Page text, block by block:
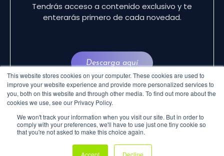
This website stores cookies on your computer. These cookies are used to
improve your website experience and provide more personalized services to
you, both on this website and through other media. To find out more about the
cookies we use, see our Privacy Policy.
We won't track your information when you visit our site. But in order to
comply with your preferences, we'll have to use just one tiny cookie so
that you're not asked to make this choice again.
Accept Decline
Tendrás acceso a contenido exclusivo y te
enterarás primero de cada novedad.
Descarga aquí
© 2024 CVCLAVOZ . TODOS LOS DERECHOS